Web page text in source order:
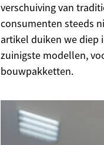
verschuiving van
consumenten steeds
artikel duiken we diep
zuinigste modellen,
bouwpakketten.